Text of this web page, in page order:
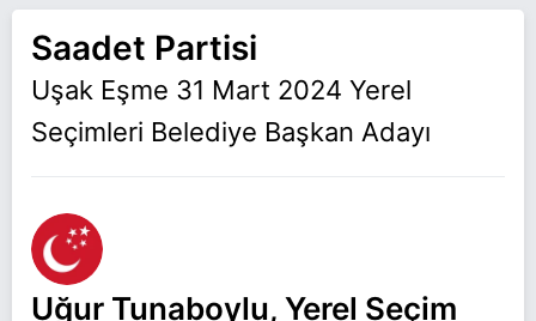
Saadet Partisi
Uşak Eşme 31 Mart 2024 Yerel
Seçimleri Belediye Başkan Adayı
Uğur Tunaboylu, Yerel Seçim